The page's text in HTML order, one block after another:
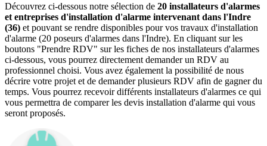
Découvrez ci-dessous notre sélection de 20 installateurs d'alarmes
et entreprises d'installation d'alarme intervenant dans l'Indre
(36) et pouvant se rendre disponibles pour vos travaux d'installation
d'alarme (20 poseurs d'alarmes dans l'Indre). En cliquant sur les
boutons "Prendre RDV" sur les fiches de nos installateurs d'alarmes
ci-dessous, vous pourrez directement demander un RDV au
professionnel choisi. Vous avez également la possibilité de nous
décrire votre projet et de demander plusieurs RDV afin de gagner du
temps. Vous pourrez recevoir différents installateurs d'alarmes ce qui
vous permettra de comparer les devis installation d'alarme qui vous
seront proposés.